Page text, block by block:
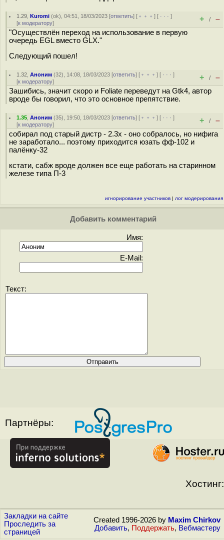
1.29 ,Kuromi (ok), 04:51, 18/03/2023 [ответить] [ ﹢﹢﹢] [ · · ·]
[к модератору] + / –
"Осуществлён переход на использование в первую
очередь EGL вместо GLX."
Следующий пошел!
1.32 ,Аноним (32), 14:08, 18/03/2023 [ответить] [ ﹢﹢﹢] [ · · ·]
[к модератору] + / –
Зашибись, значит скоро и Foliate переведут на Gtk4, автор
вроде бы говорил, что это основное препятствие.
1.35 ,Аноним (35), 19:50, 18/03/2023 [ответить] [ ﹢﹢﹢] [ · · ·]
[к модератору] + / –
собирал под старый дистр - 2.3x - оно собралось, но нифига
не заработало... поэтому приходится юзать фф-102 и
палёнку-32
кстати, сабж вроде должен все еще работать на старинном
железе типа П-3
игнорирование участников | лог модерирования
Добавить комментарий
Имя:
E-Mail:
Текст:
Партнёры:
Хостинг:
Закладки на сайте
Проследить за
страницей
Created 1996-2026 by Maxim Chirkov
Добавить, Поддержать, Вебмастеру